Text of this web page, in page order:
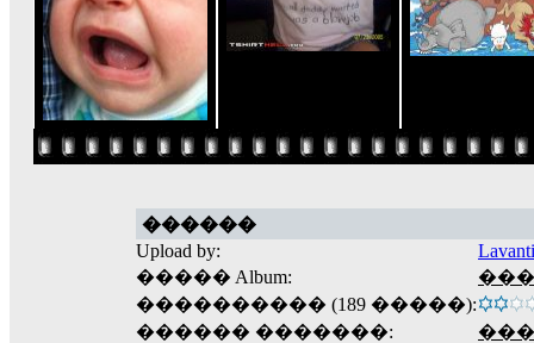
������
Upload by:
����� Album:
���������� (189 �����):
������ �������: